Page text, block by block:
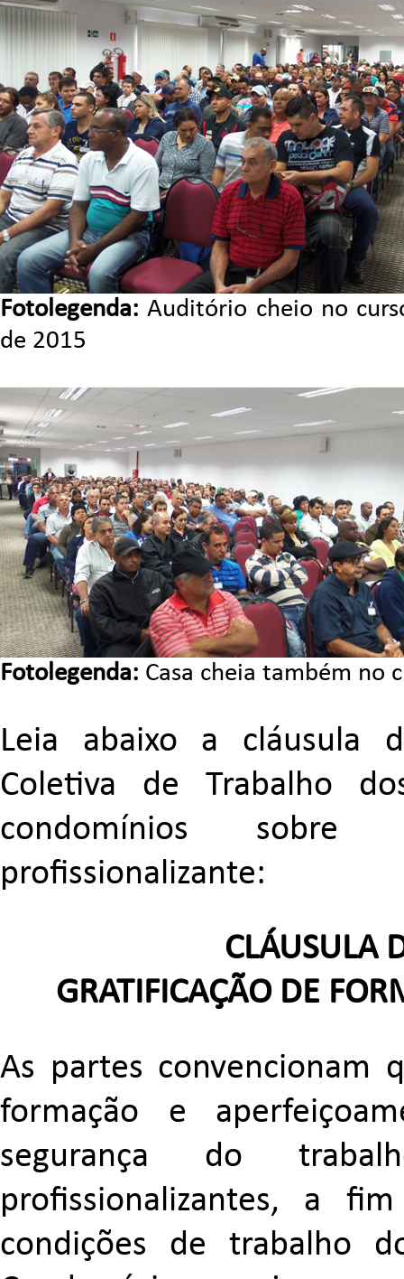
Fotolegenda:Auditório cheio no
de 2015
Fotolegenda: Casa cheia também no
Leia abaixo a cláusula
Coletiva de Trabalho
condomínios sobre
profissionalizante:
CLÁUSULA
GRATIFICAÇÃO DE
As partes convencionam
formação e
segurança do
profissionalizantes, a
condições de trabalho